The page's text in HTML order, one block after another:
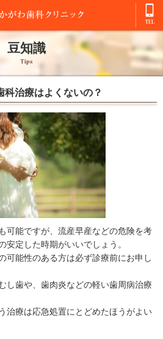
TEL
豆知識
Tips
科治療はよくないの？
可能ですが、流産早産などの危険を考
安定した時期がいいでしょう。
可能性のある方は必ず診療前にお申し
し歯や、歯肉炎などの軽い歯周病治療
治療は応急処置にとどめたほうがよい